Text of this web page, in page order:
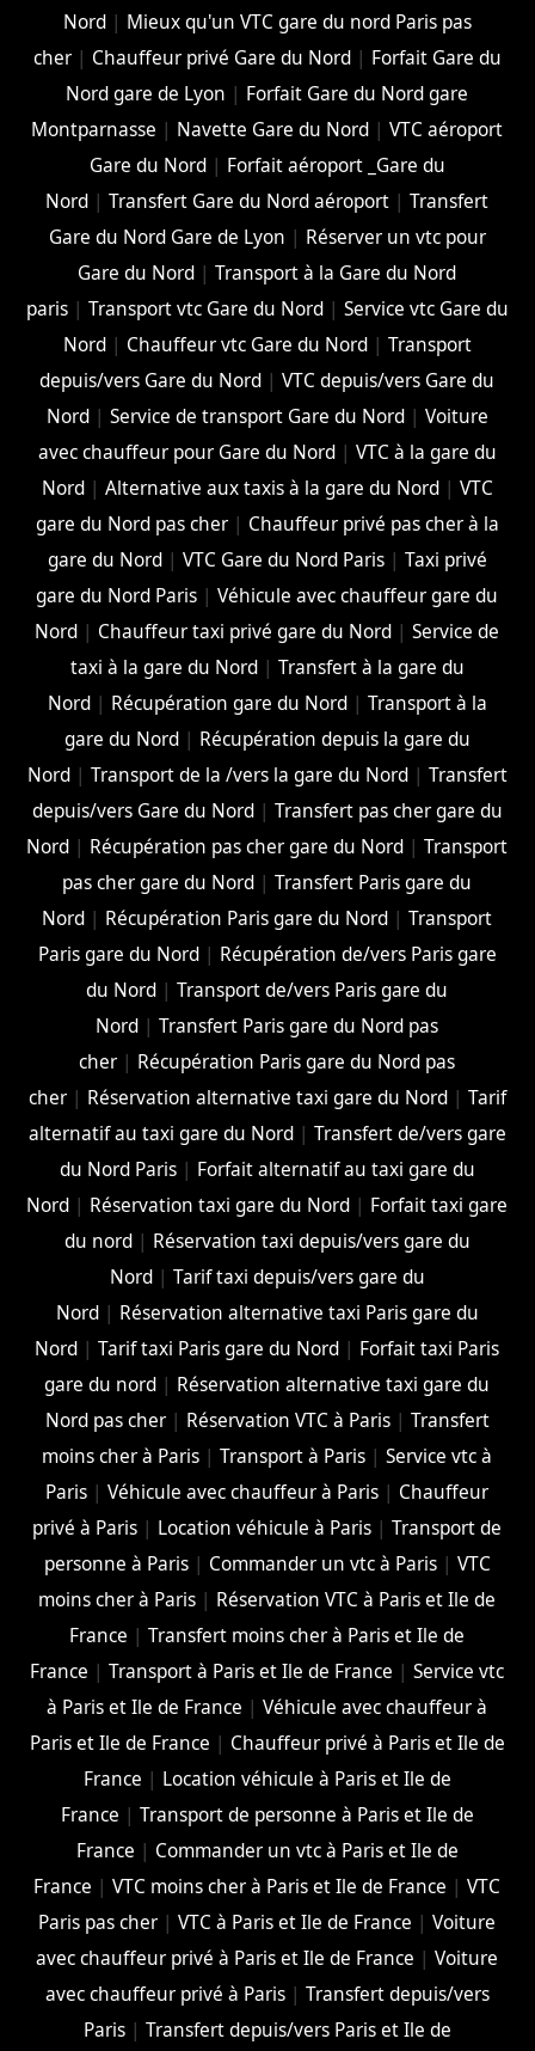
Nord| Mieux qu'un VTC gare du nord Paris pas
cher| Chauffeur privé Gare du Nord| Forfait Gare du
Nord gare de Lyon | Forfait Gare du Nord gare
Montparnasse | Navette Gare du Nord |VTC aéroport
Gare du Nord| Forfait aéroport _Gare du
Nord |Transfert Gare du Nord aéroport |Transfert
Gare du Nord Gare de Lyon | Réserver un vtc pour
Gare du Nord |Transport à la Gare du Nord
paris| Transport vtc Gare du Nord| Service vtc Gare du
Nord| Chauffeur vtc Gare du Nord| Transport
depuis/vers Gare du Nord |VTC depuis/vers Gare du
Nord| Service de transport Gare du Nord| Voiture
avec chauffeur pour Gare du Nord| VTC à la gare du
Nord| Alternative aux taxis à la gare du Nord| VTC
gare du Nord pas cher| Chauffeur privé pas cher à la
gare du Nord| VTC Gare du Nord Paris| Taxi privé
gare du Nord Paris |Véhicule avec chauffeur gare du
Nord | Chauffeur taxi privé gare du Nord |Service de
taxi à la gare du Nord| Transfert à la gare du
Nord| Récupération gare du Nord| Transport à la
gare du Nord| Récupération depuis la gare du
Nord| Transport de la /vers la gare du Nord| Transfert
depuis/vers Gare du Nord| Transfert pas cher gare du
Nord | Récupération pas cher gare du Nord |Transport
pas cher gare du Nord |Transfert Paris gare du
Nord | Récupération Paris gare du Nord |Transport
Paris gare du Nord| Récupération de/vers Paris gare
du Nord |Transport de/vers Paris gare du
Nord |Transfert Paris gare du Nord pas
cher | Récupération Paris gare du Nord pas
cher| Réservation alternative taxi gare du Nord| Tarif
alternatif au taxi gare du Nord| Transfert de/vers gare
du Nord Paris| Forfait alternatif au taxi gare du
Nord | Réservation taxi gare du Nord | Forfait taxi gare
du nord| Réservation taxi depuis/vers gare du
Nord| Tarif taxi depuis/vers gare du
Nord| Réservation alternative taxi Paris gare du
Nord |Tarif taxi Paris gare du Nord | Forfait taxi Paris
gare du nord | Réservation alternative taxi gare du
Nord pas cher| Réservation VTC à Paris| Transfert
moins cher à Paris |Transport à Paris |Service vtc à
Paris |Véhicule avec chauffeur à Paris | Chauffeur
privé à Paris | Location véhicule à Paris |Transport de
personne à Paris| Commander un vtc à Paris| VTC
moins cher à Paris | Réservation VTC à Paris et Ile de
France |Transfert moins cher à Paris et Ile de
France |Transport à Paris et Ile de France |Service vtc
à Paris et Ile de France |Véhicule avec chauffeur à
Paris et Ile de France | Chauffeur privé à Paris et Ile de
France | Location véhicule à Paris et Ile de
France | Transport de personne à Paris et Ile de
France | Commander un vtc à Paris et Ile de
France |VTC moins cher à Paris et Ile de France |VTC
Paris pas cher |VTC à Paris et Ile de France |Voiture
avec chauffeur privé à Paris et Ile de France |Voiture
avec chauffeur privé à Paris| Transfert depuis/vers
Paris| Transfert depuis/vers Paris et Ile de